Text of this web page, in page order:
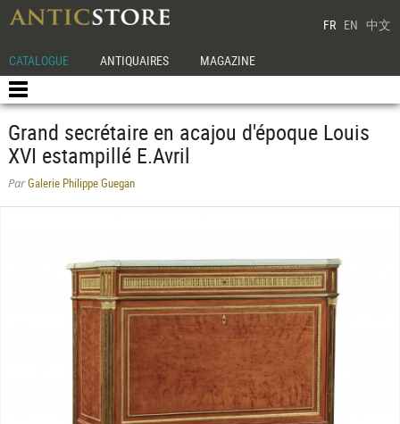
FR EN 中文
CATALOGUE ANTIQUAIRES MAGAZINE
Grand secrétaire en acajou d'époque Louis
XVI estampillé E.Avril
ParGalerie Philippe Guegan